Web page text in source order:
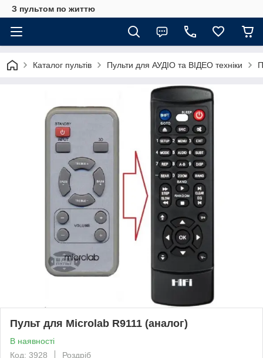
З пультом по життю
Каталог пультів Пульти для АУДІО та ВІДЕО техніки
Пульт для Microlab R9111 (аналог)
В наявності
Код: 3928
Роздріб